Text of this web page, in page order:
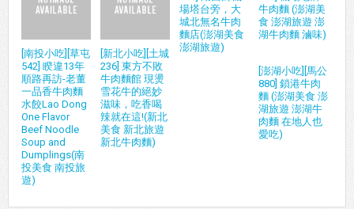
[南投小吃][草屯
542] 睽違13年
順路再訪-老董
一品香牛肉麵
水餃Lao Dong
One Flavor
Beef Noodle
Soup and
Dumplings(南
投美食 南投旅
遊)
[新北小吃][土城
236] 東方不敗
牛肉麵館 現燙
雪花牛的絕妙
滋味，吃香喝
辣就在這!(新北
美食 新北旅遊
新北牛肉麵)
場塔台旁，大
城北無名牛肉
麵店(澎湖美食
澎湖旅遊)
牛肉麵 (澎湖美
食 澎湖旅遊 澎
湖牛肉麵 滷味)
[澎湖小吃][馬公
880] 鎖港牛肉
麵 (澎湖美食 澎
湖旅遊 澎湖牛
肉麵 在地人也
愛吃)